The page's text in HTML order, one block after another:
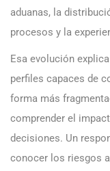
aduanas, la
procesos y la
Esa evolución
perfiles capaces de
forma más
comprender el
decisiones. Un
conocer los riesgos